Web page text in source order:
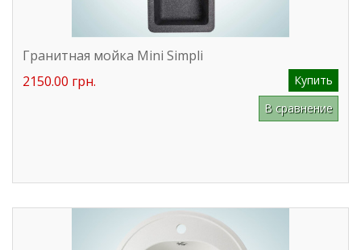
Гранитная мойка Mini Simpli
2150.00 грн.
Купить
В сравнение